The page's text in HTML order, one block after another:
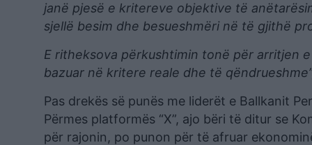
janë pjesë e kritereve objektive të
sjellë besim dhe besueshmëri në të gjithë
E ritheksova përkushtimin tonë për arritjen
bazuar në kritere reale dhe të
Pas drekës së punës me liderët e Ballkanit
Përmes platformës “X”, ajo bëri të ditur se
për rajonin, po punon për të afruar